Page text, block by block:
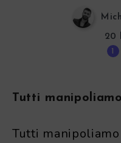
20
Tutti manipoliamo
Tutti